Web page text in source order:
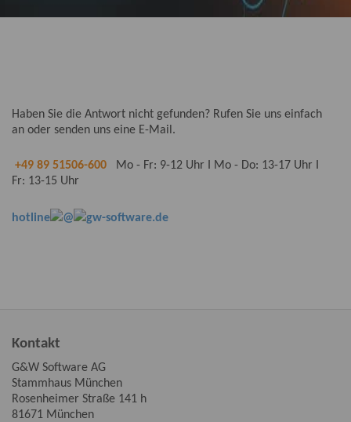
Haben Sie die Antwort nicht gefunden? Rufen Sie uns einfach
an oder senden uns eine E-Mail.
+49 89 51506-600
Mo - Fr: 9-12 Uhr I Mo - Do: 13-17 Uhr I
Fr: 13-15 Uhr
hotline @ gw-software.de
Kontakt
G&W Software AG
Stammhaus München
Rosenheimer Straße 141 h
81671 München